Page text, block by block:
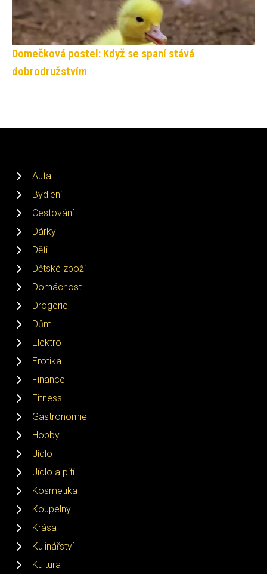
Domečková postel: Když se spaní stává
dobrodružstvím
Auta
Bydlení
Cestování
Dárky
Děti
Dětské zboží
Domácnost
Drogerie
Dům
Elektro
Erotika
Finance
Fitness
Gastronomie
Hobby
Jídlo
Jídlo a pití
Kosmetika
Koupelny
Krása
Kulinářství
Kultura